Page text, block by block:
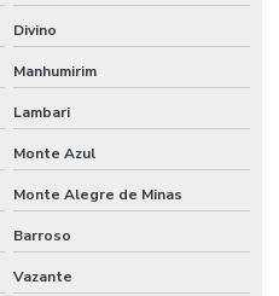
Divino
Manhumirim
Lambari
Monte Azul
Monte Alegre de Minas
Barroso
Vazante